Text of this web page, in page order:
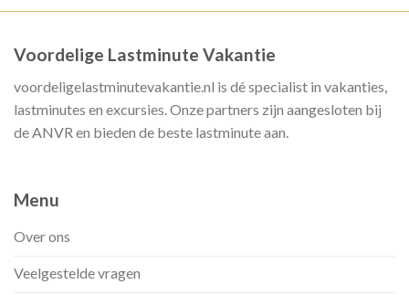
Voordelige Lastminute Vakantie
voordeligelastminutevakantie.nl is dé specialist in vakanties,
lastminutes en excursies. Onze partners zijn aangesloten bij
de ANVR en bieden de beste lastminute aan.
Menu
Over ons
Veelgestelde vragen